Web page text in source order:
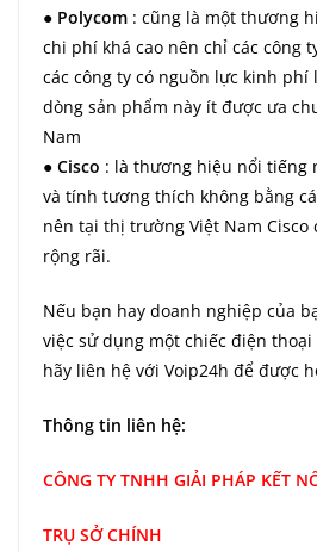
● Polycom : cũng là một thương
chi phí khá cao nên chỉ các công
các công ty có nguồn lực kinh
dòng sản phẩm này ít được ưa
Nam
● Cisco : là thương hiệu nổi tiếng
và tính tương thích không bằng
nên tại thị trường Việt Nam Cisco
rộng rãi.
Nếu bạn hay doanh nghiệp của
việc sử dụng một chiếc điện
hãy liên hệ với Voip24h để được
Thông tin liên hệ:
CÔNG TY TNHH GIẢI PHÁP KẾT
TRỤ SỞ CHÍNH